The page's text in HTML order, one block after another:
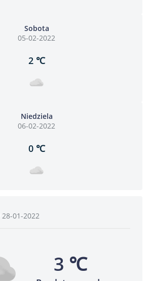
Sobota
05-02-2022
2 ℃
Niedziela
06-02-2022
0 ℃
28-01-2022
3 ℃